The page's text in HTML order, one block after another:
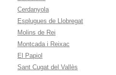
Cerdanyola
Esplugues de Llobregat
Molins de Rei
Montcada i Reixac
El Papiol
Sant Cugat del Vallès